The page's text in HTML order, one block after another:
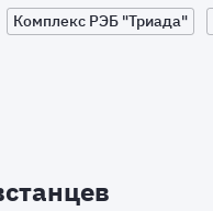
Комплекс РЭБ "Триада"